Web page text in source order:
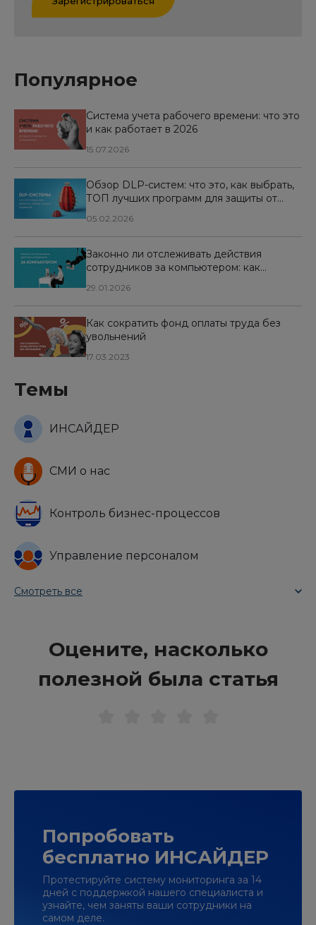
Популярное
Система учета рабочего времени: что это
и как работает в 2026
15.07.2026
Обзор DLP-систем: что это, как выбрать,
ТОП лучших программ для защиты от
05.02.2026
Законно ли отслеживать действия
сотрудников за компьютером: как
29.01.2026
Как сократить фонд оплаты труда без
увольнений
17.03.2023
Темы
ИНСАЙДЕР
СМИ о нас
Контроль бизнес-процессов
Управление персоналом
Смотреть все
Оцените, насколько
полезной была статья
Попробовать
бесплатно ИНСАЙДЕР
Протестируйте систему мониторинга за 14
дней с поддержкой нашего специалиста и
узнайте, чем заняты ваши сотрудники на
самом деле.